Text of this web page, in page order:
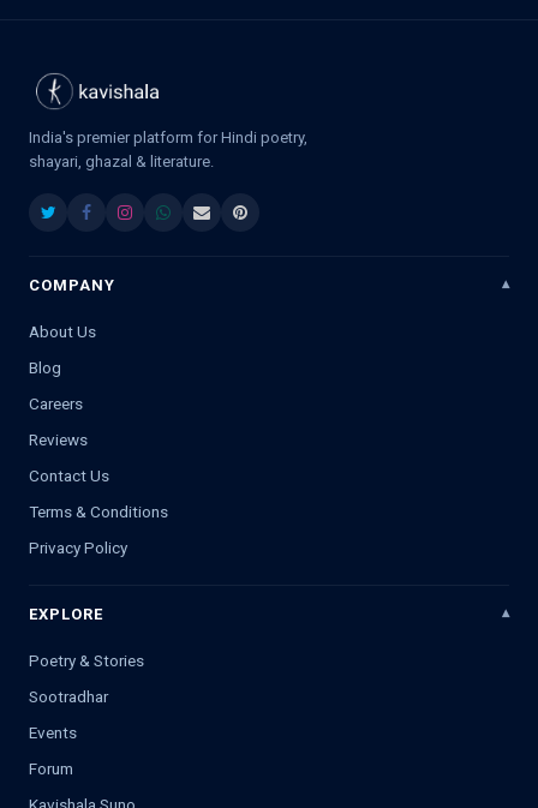
India's premier platform for Hindi poetry,
shayari, ghazal & literature.
COMPANY
About Us
Blog
Careers
Reviews
Contact Us
Terms & Conditions
Privacy Policy
EXPLORE
Poetry & Stories
Sootradhar
Events
Forum